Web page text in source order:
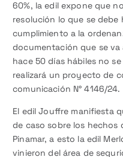
60%, la edil expone que
resolución lo que se debe
cumplimiento a la
documentación que se
hace 50 días hábiles no
realizará un proyecto de
comunicación N° 4146/24.
El edil Jouffre manifiesta
de caso sobre los hechos
Pinamar, a esto la edil
vinieron del área de